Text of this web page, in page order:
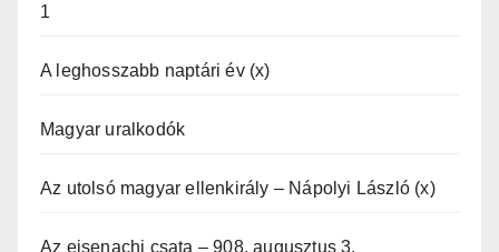
1
A leghosszabb naptári év (x)
Magyar uralkodók
Az utolsó magyar ellenkirály – Nápolyi László (x)
Az eisenachi csata – 908. augusztus 3.